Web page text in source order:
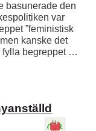
basunerade den
var
”feministisk
kanske det
fylla begreppet …